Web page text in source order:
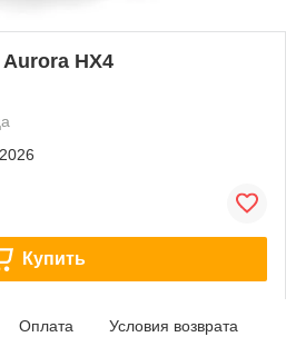
Aurora НХ4
Купить
Оплата Условия возврата